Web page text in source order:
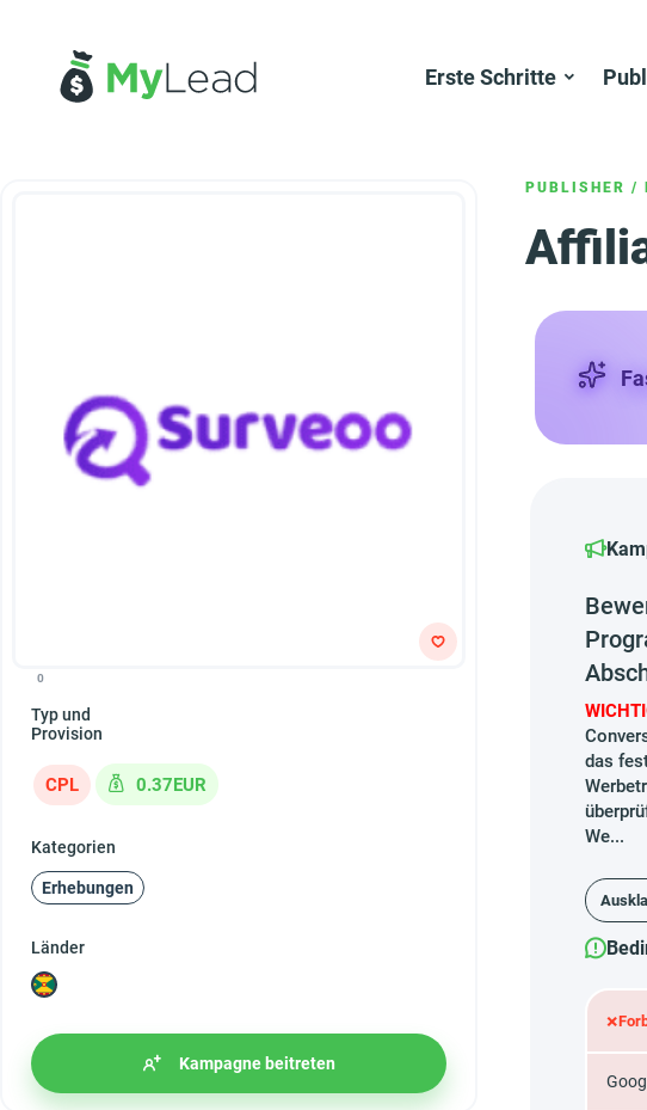
Erste Schritte
PUBLISHER /
0
Typ und
Provision
CPL 0.37EUR
Kategorien
Erhebungen
Länder
Kampagne beitreten
das
We...
×